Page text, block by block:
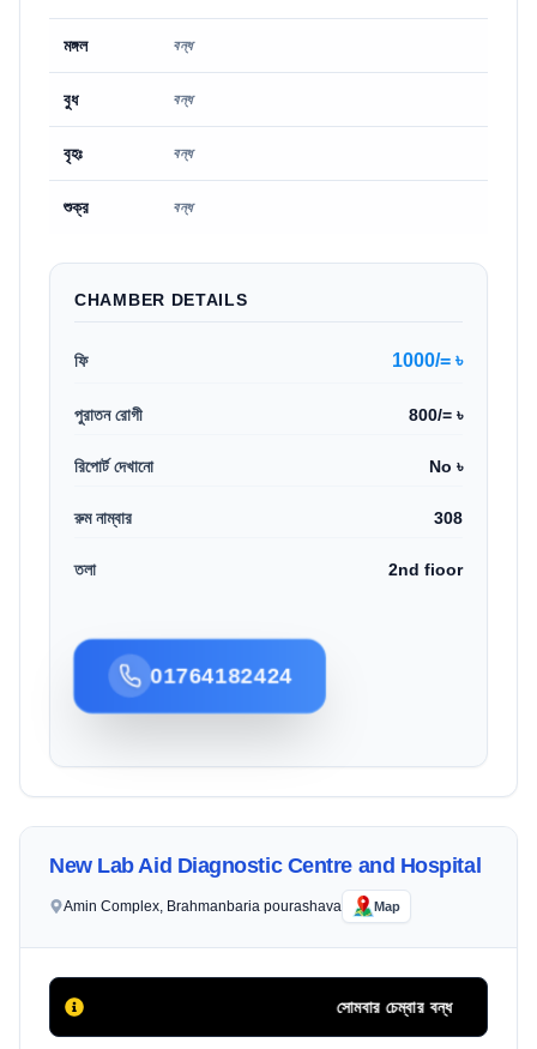
মঙ্গল বন্ধ
বুধ বন্ধ
বৃহঃ বন্ধ
শুক্র বন্ধ
CHAMBER DETAILS
ফি 1000/= ৳
পুরাতন রোগী 800/= ৳
রিপোর্ট দেখানো No ৳
রুম নাম্বার 308
তলা 2nd fioor
01764182424
New Lab Aid Diagnostic Centre and Hospital
Amin Complex, Brahmanbaria pourashava Map
সোমবার চেম্বার বন্ধ